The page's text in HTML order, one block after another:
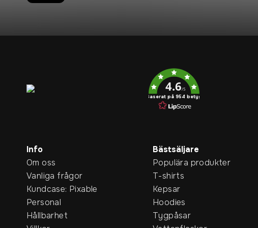
4.6/5
Baserat på 954 betyg
Info
Om oss
Vanliga frågor
Kundcase: Pixable
Personal
Hållbarhet
Bästsäljare
Populära produkter
T-shirts
Kepsar
Hoodies
Tygpåsar